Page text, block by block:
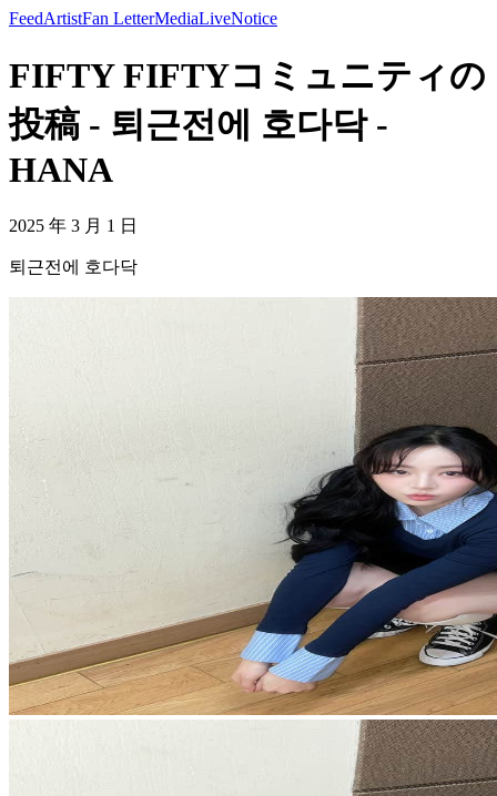
FeedArtistFan LetterMediaLiveNotice
FIFTY FIFTYコミュニティの
投稿 - 퇴근전에 호다닥 -
HANA
2025 年 3 月 1 日
퇴근전에 호다닥